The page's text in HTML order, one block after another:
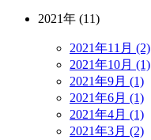
2021年 (11)
2021年11月 (2)
2021年10月 (1)
2021年9月 (1)
2021年6月 (1)
2021年4月 (1)
2021年3月 (2)